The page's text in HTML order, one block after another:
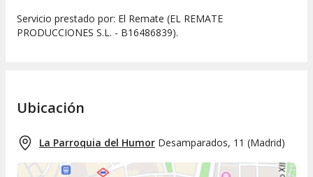
Servicio prestado por: El Remate (EL REMATE
PRODUCCIONES S.L. - B16486839).
Ubicación
La Parroquia del Humor Desamparados, 11 (Madrid)